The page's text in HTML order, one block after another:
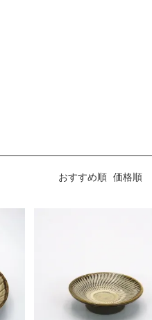
おすすめ順 価格順